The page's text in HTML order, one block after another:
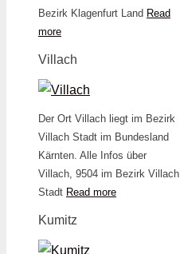
Bezirk Klagenfurt Land Read
more
Villach
Der Ort Villach liegt im Bezirk
Villach Stadt im Bundesland
Kärnten. Alle Infos über
Villach, 9504 im Bezirk Villach
Stadt Read more
Kumitz